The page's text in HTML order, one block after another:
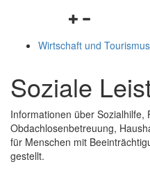
Navigationsmenü
und
Wirtschaft und Tourismus
Soziale
Informationen über Sozialhilfe,
Obdachlosenbetreuung,
für Menschen mit
gestellt.